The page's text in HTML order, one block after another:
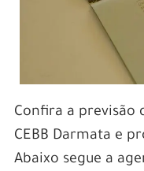
Confira a previsão
CEBB Darmata e
Abaixo segue a